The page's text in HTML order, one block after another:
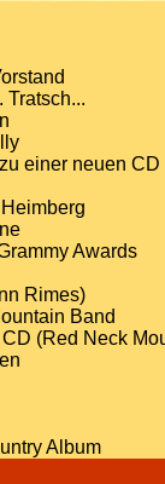
Tratsch...
einer neuen CD
Awards
Rimes)
Band
(Red Neck
Album